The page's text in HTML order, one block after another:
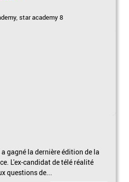
,star academy 8
gagné la dernière édition de la
L'ex-candidat de télé réalité
questions de...